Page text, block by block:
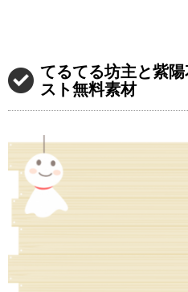
てるてる坊主と紫
スト無料素材